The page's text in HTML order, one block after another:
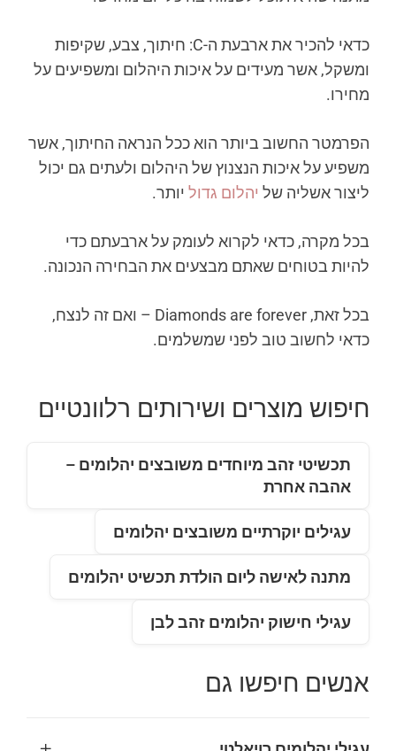
כדאי להכיר את ארבעת ה-C: חיתוך, צבע, שקיפות
ומשקל, אשר מעידים על איכות היהלום ומשפיעים על
מחירו.
הפרמטר החשוב ביותר הוא ככל הנראה החיתוך, אשר
משפיע על איכות הנצנוץ של היהלום ולעתים גם יכול
ליצור אשליה של יהלום גדול יותר.
בכל מקרה, כדאי לקרוא לעומק על ארבעתם כדי
להיות בטוחים שאתם מבצעים את הבחירה הנכונה.
בכל זאת, Diamonds are forever – ואם זה לנצח,
כדאי לחשוב טוב לפני שמשלמים.
חיפוש מוצרים ושירותים רלוונטיים
תכשיטי זהב מיוחדים משובצים יהלומים –
אהבה אחרת
עגילים יוקרתיים משובצים יהלומים
מתנה לאישה ליום הולדת תכשיט יהלומים
עגילי חישוק יהלומים זהב לבן
אנשים חיפשו גם